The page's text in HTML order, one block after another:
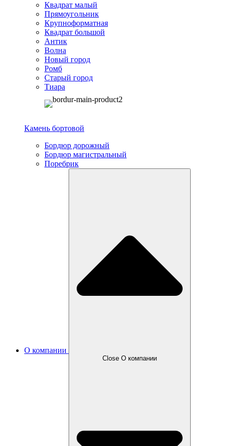
Квадрат малый
Прямоугольник
Крупноформатная
Квадрат большой
Антик
Волна
Новый город
Ромб
Старый город
Тиара
Камень бортовой
Бордюр дорожный
Бордюр магистральный
Поребрик
О компании
Close О компании